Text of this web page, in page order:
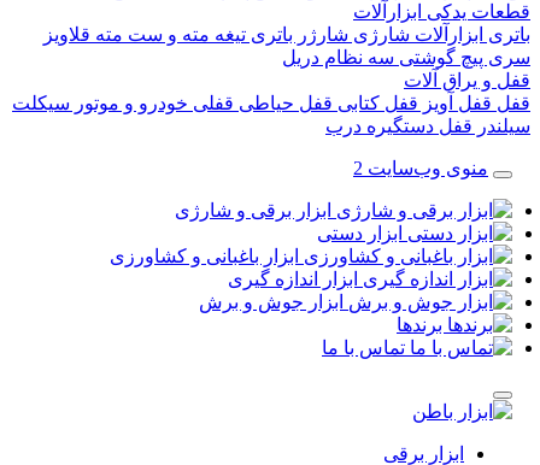
یدکی ابزارآلات
ابزارآلات شارژیشارژر باتریتیغهمته و ست متهقلاویز
پیچ گوشتیسه نظام دریل
یراق آلات
قفل آویز قفل کتابیقفل حیاطیقفلی خودرو و موتور سیکلت
قفل دستگیره درب
منوی وب‌سایت 2
ابزار برقی و شارژی
ابزار دستی
ابزار باغبانی و کشاورزی
ابزار اندازه گیری
ابزار جوش و برش
برندها
تماس با ما
ابزار برقی